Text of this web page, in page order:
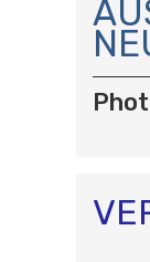
I
G
A
T
I